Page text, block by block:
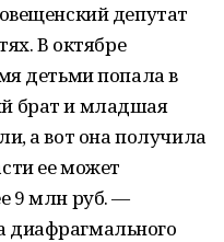
депутат
В октябре
детьми попала в
брат и младшая
а вот она получила
ее может
9 млн руб. —
диафрагмального